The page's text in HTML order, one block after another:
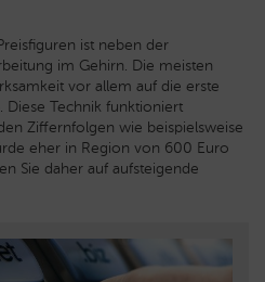
ist neben der
im Gehirn. Die meisten
vor allem auf die erste
Diese Technik funktioniert
Ziffernfolgen wie beispielsweise
eher in Region von 600 Euro
Sie daher auf aufsteigende